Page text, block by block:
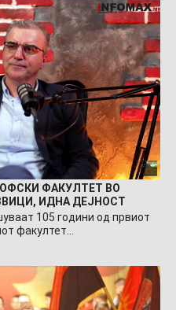
ФАКУЛТЕТ ВО
ИДНА ДЕЈНОСТ
105 години од првиот
факултет…